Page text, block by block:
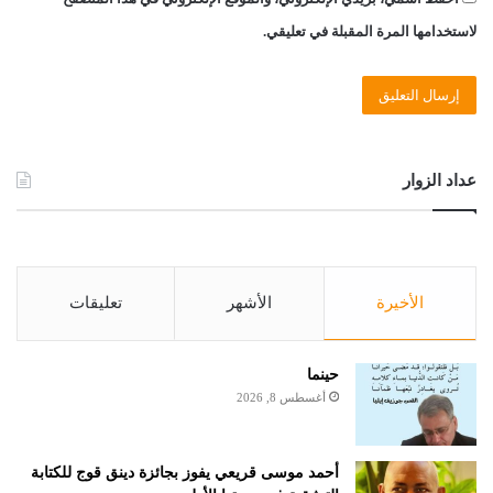
لاستخدامها المرة المقبلة في تعليقي.
عداد الزوار
الأخيرة الأشهر تعليقات
حينما
أغسطس 8, 2026
أحمد موسى قريعي يفوز بجائزة دينق قوج للكتابة